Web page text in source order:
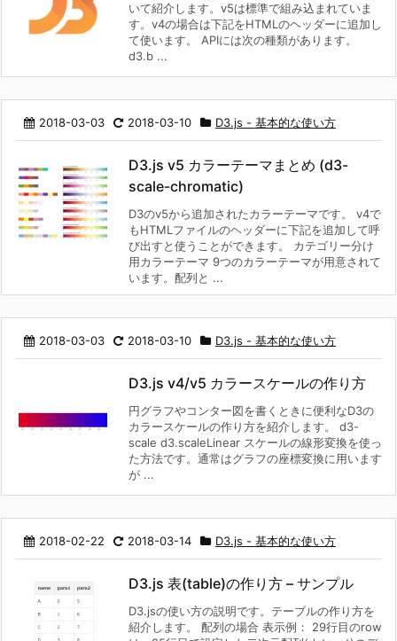
いて紹介します。v5は標準で組み込まれていま
す。v4の場合は下記をHTMLのヘッダーに追加し
て使います。 APIには次の種類があります。
d3.b ...
2018-03-03 2018-03-10 D3.js - 基本的な使い方
D3.js v5 カラーテーマまとめ (d3-
scale-chromatic)
D3のv5から追加されたカラーテーマです。 v4で
もHTMLファイルのヘッダーに下記を追加して呼
び出すと使うことができます。 カテゴリー分け
用カラーテーマ 9つのカラーテーマが用意されて
います。配列と ...
2018-03-03 2018-03-10 D3.js - 基本的な使い方
D3.js v4/v5 カラースケールの作り方
円グラフやコンター図を書くときに便利なD3の
カラースケールの作り方を紹介します。 d3-
scale d3.scaleLinear スケールの線形変換を使っ
た方法です。通常はグラフの座標変換に用います
が ...
2018-02-22 2018-03-14 D3.js - 基本的な使い方
D3.js 表(table)の作り方 – サンプル
D3.jsの使い方の説明です。テーブルの作り方を
紹介します。 配列の場合 表示例： 29行目のrow